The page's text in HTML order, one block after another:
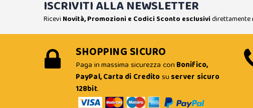
ISCRIVITI ALLA NEWSLETTER
Ricevi Novità, Promozioni e Codici Sconto esclusividirettamente
SHOPPING SICURO
Paga in massima sicurezza con Bonifico,
PayPal, Carta di Creditosu server sicuro
128bit.